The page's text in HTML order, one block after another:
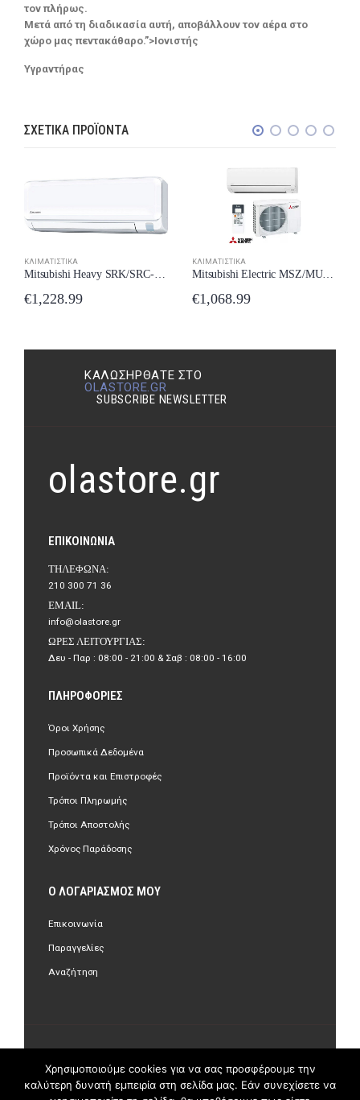
τον πλήρως.
Μετά από τη διαδικασία αυτή, αποβάλλουν τον αέρα στο
χώρο μας πεντακάθαρο.”>Ιονιστής
Υγραντήρας
ΣΧΕΤΙΚΆ ΠΡΟΪΌΝΤΑ
ΚΛΙΜΑΤΙΣΤΙΚΆ
Mitsubishi Heavy SRK/SRC-35ZTL-W Κλιματιστικό 12000 BTU New Model 2024
€1,228.99
ΚΛΙΜΑΤΙΣΤΙΚΆ
Mitsubishi Electric MSZ/MUZ-BT35VG Κλιματιστικό 12000 BTU A++/A+++ New Model 2024
€1,068.99
ΚΑΛΩΣΉΡΘΑΤΕ ΣΤΟ
OLASTORE.GR
SUBSCRIBE NEWSLETTER
olastore.gr
ΕΠΙΚΟΙΝΩΝΊΑ
ΤΗΛΈΦΩΝΑ:
210 300 71 36
EMAIL:
info@olastore.gr
ΏΡΕΣ ΛΕΙΤΟΥΡΓΊΑΣ:
Δευ - Παρ : 08:00 - 21:00 & Σαβ : 08:00 - 16:00
ΠΛΗΡΟΦΟΡΊΕΣ
Όροι Χρήσης
Προσωπικά Δεδομένα
Προϊόντα και Επιστροφές
Τρόποι Πληρωμής
Τρόποι Αποστολής
Χρόνος Παράδοσης
Ο ΛΟΓΑΡΙΑΣΜΌΣ ΜΟΥ
Επικοινωνία
Παραγγελίες
Αναζήτηση
Χρησιμοποιούμε cookies για να σας προσφέρουμε την
καλύτερη δυνατή εμπειρία στη σελίδα μας. Εάν συνεχίσετε να